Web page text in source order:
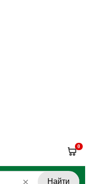
0
Найти